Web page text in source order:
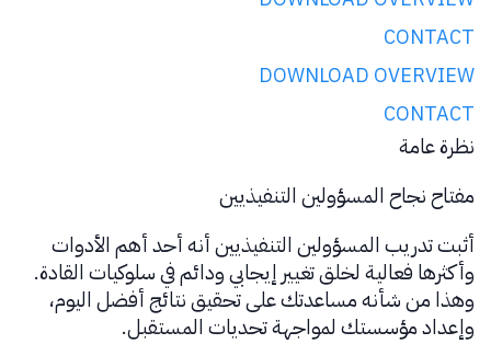
CONTACT
DOWNLOAD OVERVIEW
CONTACT
نظرة عامة
مفتاح نجاح المسؤولين التنفيذيين
أثبت تدريب المسؤولين التنفيذيين أنه أحد أهم الأدوات
وأكثرها فعالية لخلق تغيير إيجابي ودائم في سلوكيات القادة.
وهذا من شأنه مساعدتك على تحقيق نتائج أفضل اليوم،
وإعداد مؤسستك لمواجهة تحديات المستقبل.